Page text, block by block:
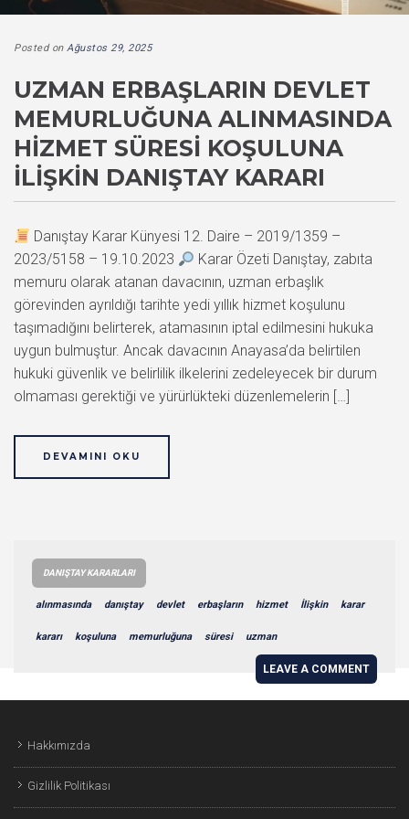
Posted on Ağustos 29, 2025
UZMAN ERBAŞLARIN DEVLET
MEMURLUĞUNA ALINMASINDA
HIZMET SÜRESI KOŞULUNA
İLIŞKIN DANIŞTAY KARARI
Danıştay Karar Künyesi 12. Daire – 2019/1359 –
2023/5158 – 19.10.2023
Karar Özeti Danıştay, zabıta
memuru olarak atanan davacının, uzman erbaşlık
görevinden ayrıldığı tarihte yedi yıllık hizmet koşulunu
taşımadığını belirterek, atamasının iptal edilmesini hukuka
uygun bulmuştur. Ancak davacının Anayasa’da belirtilen
hukuki güvenlik ve belirlilik ilkelerini zedeleyecek bir durum
olmaması gerektiği ve yürürlükteki düzenlemelerin […]
DEVAMINI OKU
DANIŞTAY KARARLARI
alınmasında danıştay devlet erbaşların hizmet İlişkin karar
kararı koşuluna memurluğuna süresi uzman
LEAVE A COMMENT
Hakkımızda
Gizlilik Politikası